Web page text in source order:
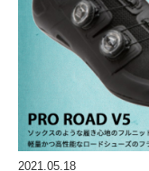
2021.05.18